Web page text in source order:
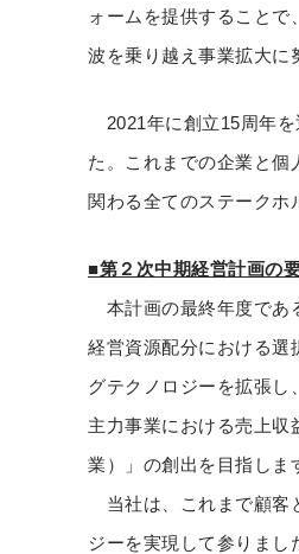
ォームを提供すること
波を乗り越え事業拡大に
2021年に創立15周年を
た。これまでの企業と個
関わる全てのステークホ
■第２次中期経営計画の
本計画の最終年度であ
経営資源配分における選
グテクノロジーを拡張し
主力事業における売上
業）」の創出を目指しま
当社は、これまで顧客
ジーを実現して参りま